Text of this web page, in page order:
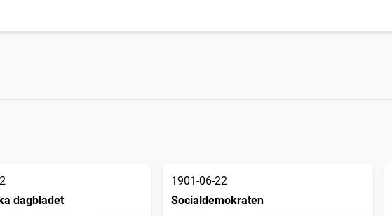
dagbladet
1901-06-22
Socialdemokraten